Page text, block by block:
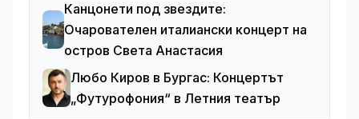
Канцонети под звездите:
Очарователен италиански концерт на
остров Света Анастасия
Любо Киров в Бургас: Концертът
„Футурофония“ в Летния театър